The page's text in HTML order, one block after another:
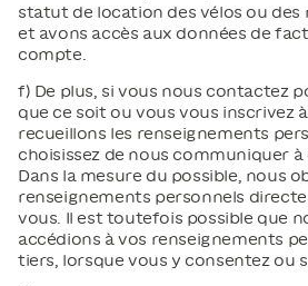
statut de location des vélos ou des
et avons accès aux données de
compte.
f) De plus, si vous nous contactez
que ce soit ou vous vous inscrivez
recueillons les renseignements
choisissez de nous communiquer à
Dans la mesure du possible, nous
renseignements personnels
vous. Il est toutefois possible que
accédions à vos renseignements
tiers, lorsque vous y consentez ou